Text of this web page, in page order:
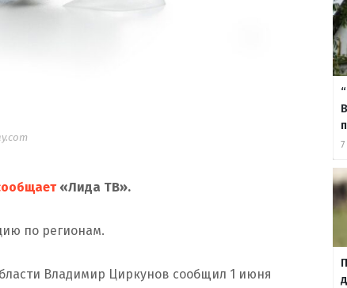
«Лида ТВ».
по регионам.
Владимир Циркунов сообщил 1 июня